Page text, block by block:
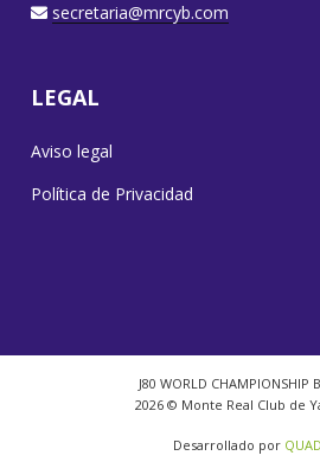
secretaria@mrcyb.com
LEGAL
Aviso legal
Política de Privacidad
J80 WORLD CHAMPIONSHIP
2026 © Monte Real Club de
Desarrollado por